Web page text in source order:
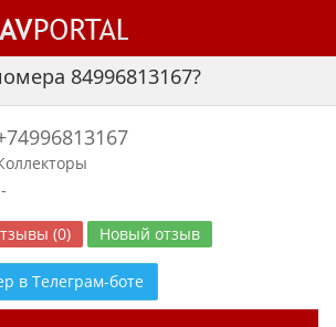
84996813167?
(0) Новый отзыв
в Телеграм-боте